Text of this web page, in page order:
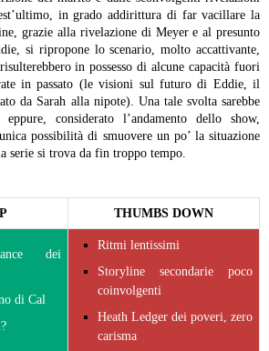
in grado addirittura di far vacillare la
grazie alla rivelazione di Meyer e al presunto
si ripropone lo scenario, molto accattivante,
in possesso di alcune capacità fuori
in passato (le visioni sul futuro di Eddie, il
da Sarah alla nipote). Una tale svolta sarebbe
eppure, considerato l’andamento dello show,
possibilità di smuovere un po’ la situazione
serie si trova da fin troppo tempo.
THUMBS DOWN
dei
di Cal
Ritmi lentissimi
Storyline secondarie poco
coinvolgenti
Heath Ledger dei poveri, zero
carisma